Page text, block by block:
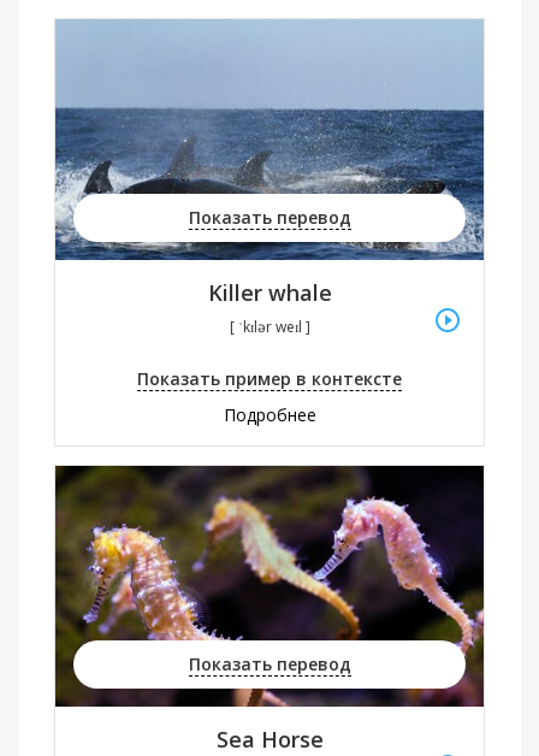
Показать перевод
Killer whale
[ ˈkɪlər weɪl ]
Показать пример в контексте
Подробнее
Показать перевод
Sea Horse